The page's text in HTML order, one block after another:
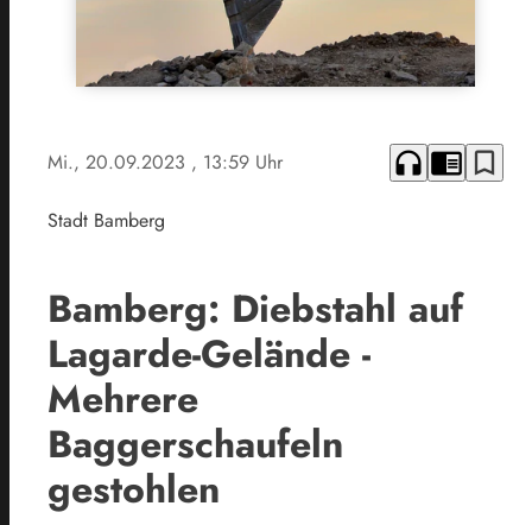
Mi., 20.09.2023 , 13:59 Uhr headphones chrome_reader_mode bookmark_border
Stadt Bamberg
Bamberg: Diebstahl auf
Lagarde-Gelände -
Mehrere
Baggerschaufeln
gestohlen